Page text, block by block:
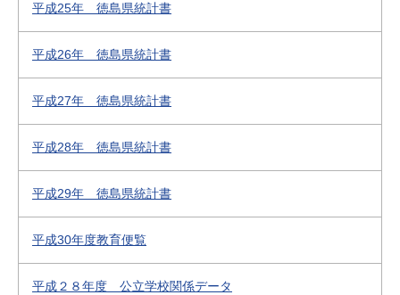
平成25年 徳島県統計書
平成26年 徳島県統計書
平成27年 徳島県統計書
平成28年 徳島県統計書
平成29年 徳島県統計書
平成30年度教育便覧
平成２８年度 公立学校関係データ